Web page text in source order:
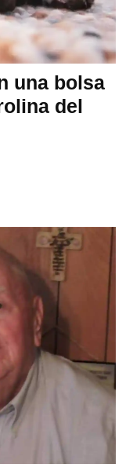
una bolsa
del